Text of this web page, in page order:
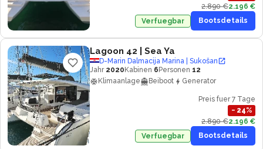
2.890 €2.196 €
Verfuegbar
Bootsdetails
Lagoon 42 | Sea Ya
D-Marin Dalmacija Marina | Sukošan
Jahr 2020 Kabinen 6 Personen 12
Klimaanlage
Beiboot Generator
Preis fuer 7 Tage
− 24%
2.890 €2.196 €
Verfuegbar
Bootsdetails